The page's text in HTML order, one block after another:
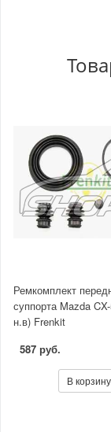
Ремкомплект
суппорта Mazda
н.в) Frenkit
587 руб.
В корзину